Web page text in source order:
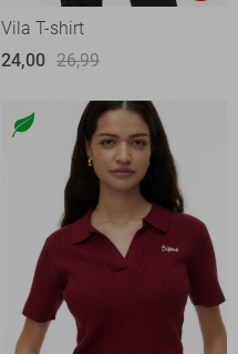
Vila T-shirt
24,00 26,99